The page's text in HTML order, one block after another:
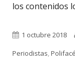
los contenidos
Publicado
el
1 octubre 2018
Periodistas,